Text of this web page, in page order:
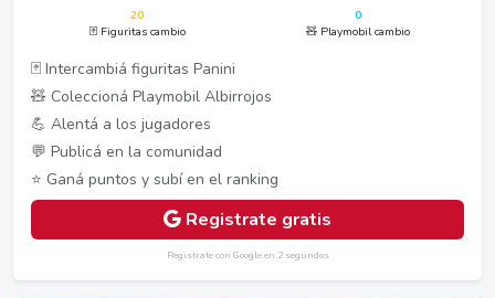
20
🃏 Figuritas cambio
0
🧸 Playmobil cambio
🃏 Intercambiá figuritas Panini
🧸 Coleccioná Playmobil Albirrojos
💪 Alentá a los jugadores
💬 Publicá en la comunidad
⭐ Ganá puntos y subí en el ranking
Registrate gratis
Registrate con Google en 2 segundos